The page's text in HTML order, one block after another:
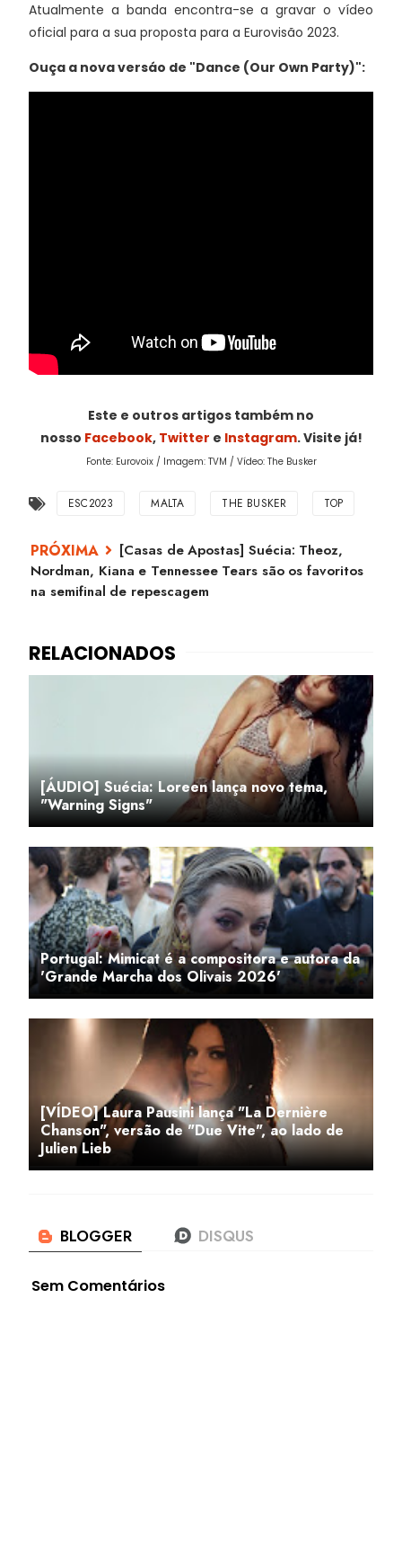
Atualmente a banda encontra-se a gravar o vídeo
oficial para a sua proposta para a Eurovisão 2023.
Ouça a nova versáo de "Dance (Our Own Party)":
Este e outros artigos também no
nosso Facebook, Twitter e Instagram. Visite já!
Fonte: Eurovoix / Imagem: TVM / Vídeo: The Busker
ESC2023 MALTA THE BUSKER TOP
[Casas de Apostas] Suécia: Theoz,
Nordman, Kiana e Tennessee Tears são os favoritos
na semifinal de repescagem
[ÁUDIO] Suécia: Loreen lança novo tema,
"Warning Signs"
Portugal: Mimicat é a compositora e autora da
'Grande Marcha dos Olivais 2026'
[VÍDEO] Laura Pausini lança "La Dernière
Chanson", versão de "Due Vite", ao lado de
Julien Lieb
Sem Comentários